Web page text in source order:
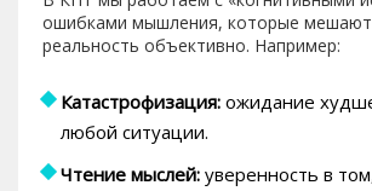
ошибками мышления, которые мешают
реальность объективно. Например:
Катастрофизация: ожидание
любой ситуации.
Чтение мыслей: уверенность в